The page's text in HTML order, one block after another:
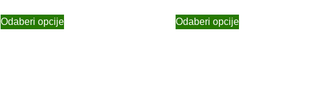
Odaberi opcije Odaberi opcije